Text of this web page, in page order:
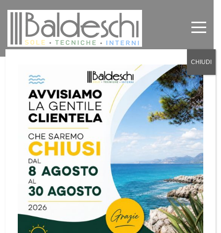
Pensiline e pergole a Torino e
provincia
Baldeschi in News, Senza categoria 0
Baldeschi di Torino è una ditta di grande
esperienza nel campo delle pensiline in
policarbonato, pergolati e terrazze verandate.
Abbiamo una grande esperienza nel settore dei
CHIUDI